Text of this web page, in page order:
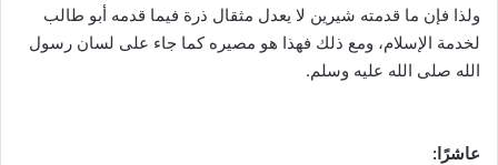
ولذا فإن ما قدمته شيرين لا يعدل مثقال ذرة فيما قدمه أبو طالب
لخدمة الإسلام، ومع ذلك فهذا هو مصيره كما جاء على لسان رسول
الله صلى الله عليه وسلم.
عاشرًا: